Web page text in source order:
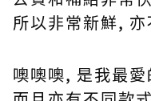
所以非常新鮮,
噢噢噢, 是我最